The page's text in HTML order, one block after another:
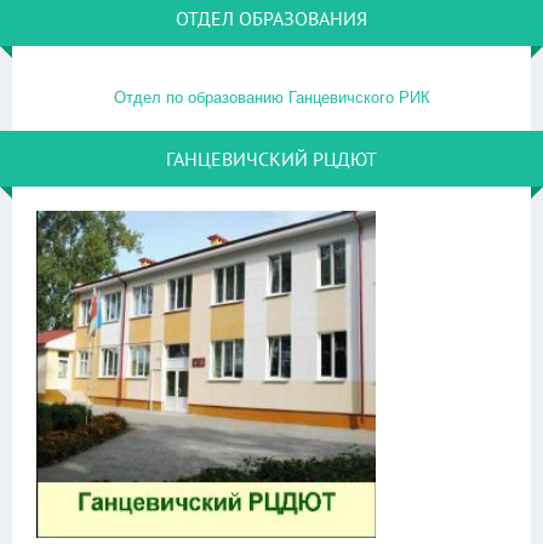
ОТДЕЛ ОБРАЗОВАНИЯ
Отдел по образованию Ганцевичского РИК
ГАНЦЕВИЧСКИЙ РЦДЮТ